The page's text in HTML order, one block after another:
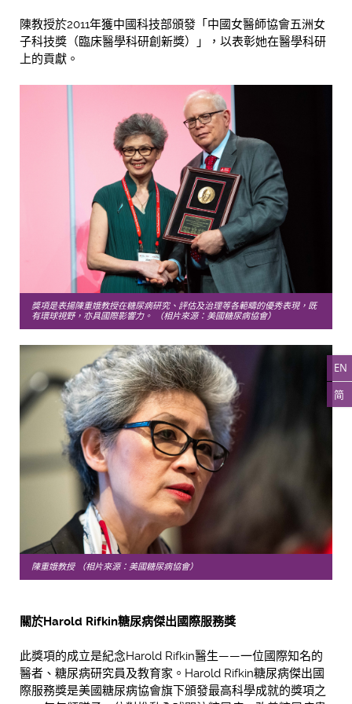
EN
简
陳教授於2011年獲中國科技部頒發「中國女醫師協會五洲女
子科技獎（臨床醫學科研創新獎）」，以表彰她在醫學科研
上的貢獻。
獎項是表揚陳重娥教授在糖尿病研究、評估及治理等各範疇的優秀表現，既
有環球視野，亦具國際影響力。 （相片來源：美國糖尿病協會）
陳重娥教授 （相片來源：美國糖尿病協會）
關於Harold Rifkin糖尿病傑出國際服務獎
此獎項的成立是紀念Harold Rifkin醫生——一位國際知名的
醫者、糖尿病研究員及教育家。Harold Rifkin糖尿病傑出國
際服務獎是美國糖尿病協會旗下頒發最高科學成就的獎項之